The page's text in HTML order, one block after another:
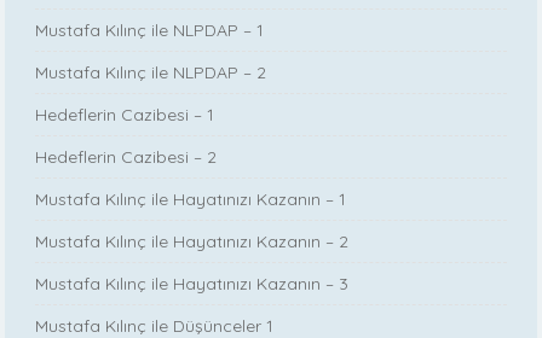
Mustafa Kılınç ile NLPDAP – 1
Mustafa Kılınç ile NLPDAP – 2
Hedeflerin Cazibesi – 1
Hedeflerin Cazibesi – 2
Mustafa Kılınç ile Hayatınızı Kazanın – 1
Mustafa Kılınç ile Hayatınızı Kazanın – 2
Mustafa Kılınç ile Hayatınızı Kazanın – 3
Mustafa Kılınç ile Düşünceler 1